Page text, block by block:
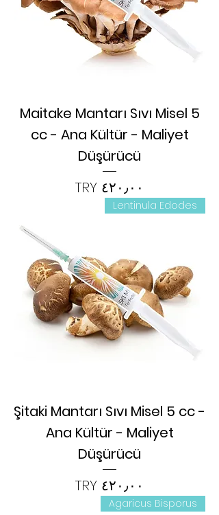
Maitake Mantarı Sıvı Misel 5
cc - Ana Kültür - Maliyet
Düşürücü
السعر
Lentinula Edodes
Şitaki Mantarı Sıvı Misel 5 cc -
Ana Kültür - Maliyet
Düşürücü
السعر
Agaricus Bisporus